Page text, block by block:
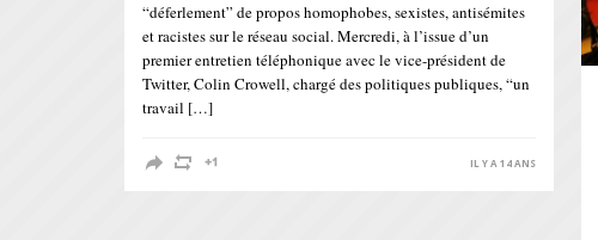
“déferlement” de propos homophobes, sexistes, antisémites
et racistes sur le réseau social. Mercredi, à l’issue d’un
premier entretien téléphonique avec le vice-président de
Twitter, Colin Crowell, chargé des politiques publiques, “un
travail […]
IL Y A 14 ANS